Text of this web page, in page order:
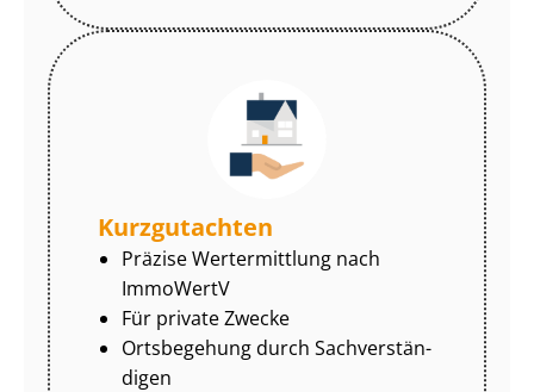
Kurzgutachten
Präzise Wertermittlung nach
ImmoWertV
Für private Zwecke
Ortsbegehung durch Sach­ver­stän­
di­gen